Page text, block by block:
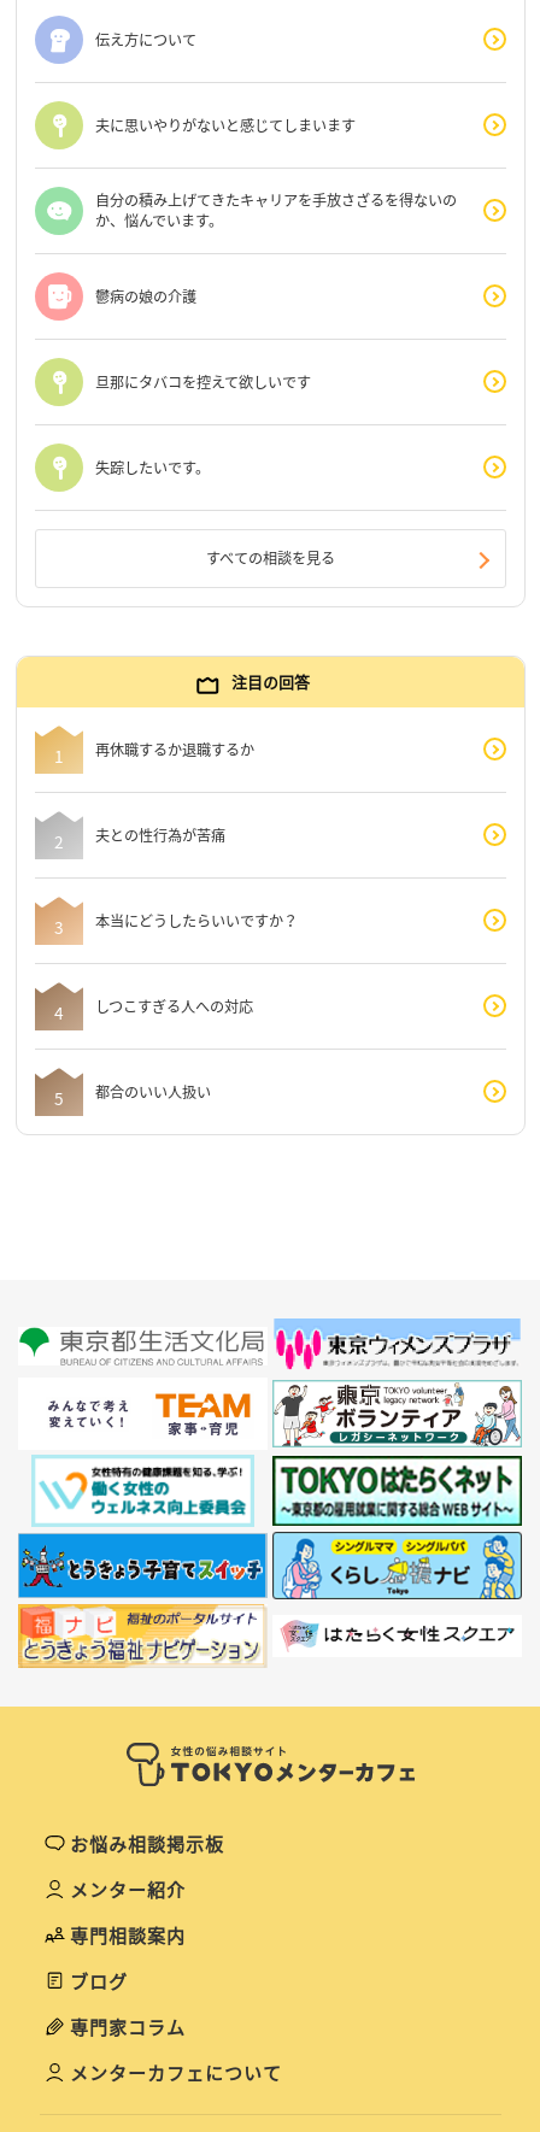
伝え方について
夫に思いやりがないと感じてしまいます
自分の積み上げてきたキャリアを手放さざるを得ないの
か、悩んでいます。
鬱病の娘の介護
旦那にタバコを控えて欲しいです
失踪したいです。
すべての相談を見る
注目の回答
再休職するか退職するか
夫との性行為が苦痛
本当にどうしたらいいですか？
しつこすぎる人への対応
都合のいい人扱い
お悩み相談掲示板
メンター紹介
専門相談案内
ブログ
専門家コラム
メンターカフェについて